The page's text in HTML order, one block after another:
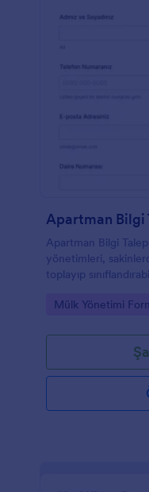
Apartman Bilgi
Apartman Bilgi
yönetimleri,
toplayıp
kolayca takip
Go to Category:
Mülk Yönetimi